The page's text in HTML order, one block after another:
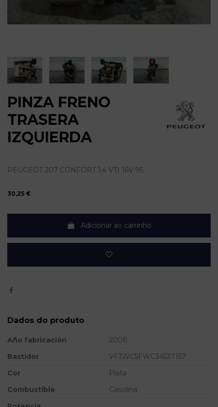
PINZA FRENO
TRASERA
IZQUIERDA
PEUGEOT 207 CONFORT 1.4 VTI 16V 95
30,25 €
Adicionar ao carrinho
Dados do produto
Año fabricación
2008
Bastidor
VF3WC5FWC34537157
Cor
Plata
Combustible
Gasolina